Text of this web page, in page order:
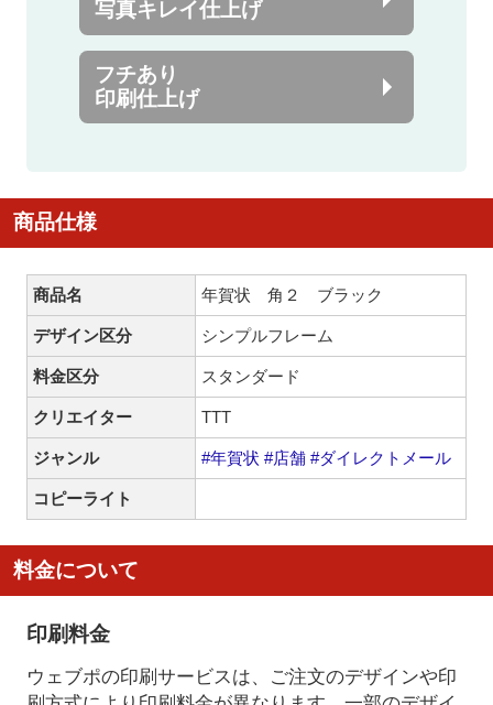
写真キレイ仕上げ
フチあり
印刷仕上げ
商品仕様
商品名 年賀状 角２ ブラック
デザイン区分 シンプルフレーム
料金区分 スタンダード
クリエイター TTT
ジャンル #年賀状 #店舗 #ダイレクトメール
コピーライト
料金について
印刷料金
ウェブポの印刷サービスは、ご注文のデザインや印